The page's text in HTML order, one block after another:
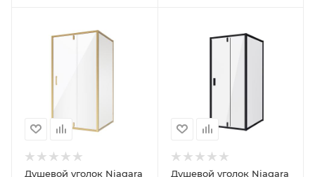
Душевой уголок Niagara
Душевой уголок Niagara